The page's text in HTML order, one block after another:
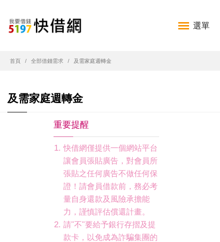
選單
首頁 全部借錢需求 及需家庭週轉金
及需家庭週轉金
重要提醒
快借網僅提供一個網站平台
讓會員張貼廣告，對會員所
張貼之任何廣告不做任何保
證！請會員借款前，務必考
量自身還款及風險承擔能
力，謹慎評估償還計畫。
請"不"要給予銀行存摺及提
款卡，以免成為詐騙集團的